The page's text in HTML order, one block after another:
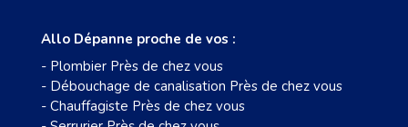
Allo Dépanne proche de vos :
- Plombier Près de chez vous
- Débouchage de canalisation Près de chez vous
- Chauffagiste Près de chez vous